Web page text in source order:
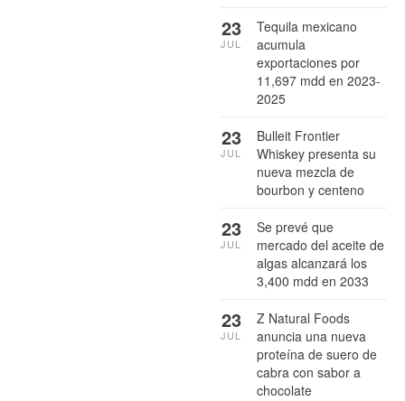
Tequila mexicano
acumula
exportaciones por
11,697 mdd en 2023-
2025
23
JUL
Bulleit Frontier
Whiskey presenta su
nueva mezcla de
bourbon y centeno
23
JUL
Se prevé que
mercado del aceite de
algas alcanzará los
3,400 mdd en 2033
23
JUL
Z Natural Foods
anuncia una nueva
proteína de suero de
cabra con sabor a
chocolate
23
JUL